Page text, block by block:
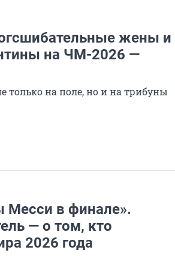
жены и
на ЧМ-2026 —
только на поле, но и на трибуны
Месси в финале».
— о том, кто
2026 года